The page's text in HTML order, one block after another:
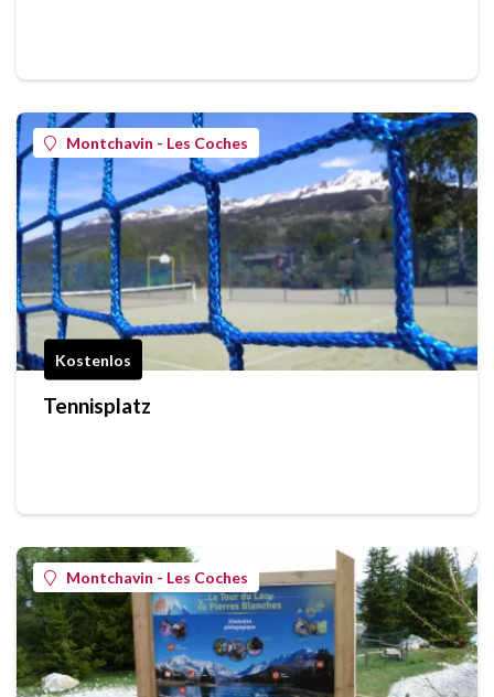
Montchavin - Les Coches
Kostenlos
Tennisplatz
Montchavin - Les Coches